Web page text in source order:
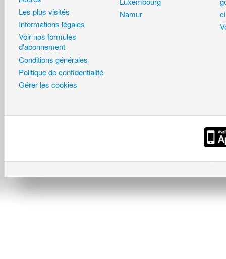
Les plus visités
Informations légales
Voir nos formules
d'abonnement
Conditions générales
Politique de confidentialité
Gérer les cookies
Namur
31 m